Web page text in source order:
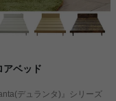
アベッド
デュランタ)』シリーズ